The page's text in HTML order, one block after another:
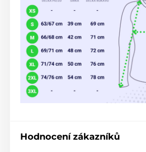
Hodnocení zákazníků